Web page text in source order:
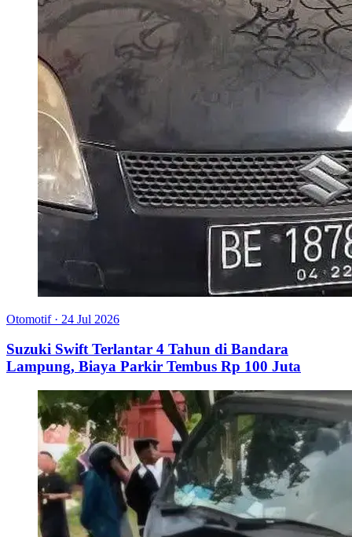
Otomotif · 24 Jul 2026
Suzuki Swift Terlantar 4 Tahun di Bandara
Lampung, Biaya Parkir Tembus Rp 100 Juta